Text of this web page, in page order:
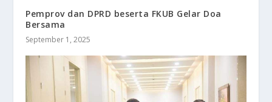
Pemprov dan DPRD beserta FKUB Gelar Doa
Bersama
September 1, 2025